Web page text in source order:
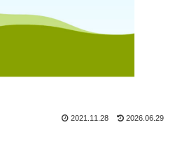
2021.11.28 2026.06.29